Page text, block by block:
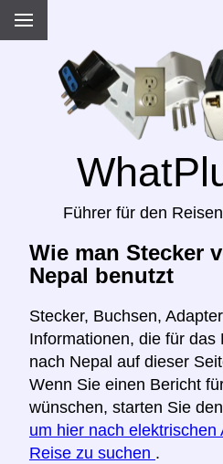
Führer für den
Wie man Stecker
Nepal benutzt
Stecker, Buchsen,
Informationen, die für das
nach Nepal auf dieser
Wenn Sie einen Bericht
wünschen, starten Sie den
um hier nach elektrischen
Reise zu suchen .